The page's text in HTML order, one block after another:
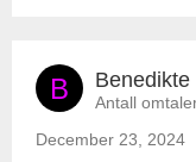
B Benedikte
Antall
December 23, 2024